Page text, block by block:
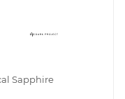
Sapphire